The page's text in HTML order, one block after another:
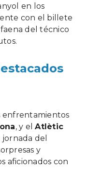
en los
con el billete
faena del técnico
enfrentamientos
, y elAtlètic
jornada del
y
aficionados con